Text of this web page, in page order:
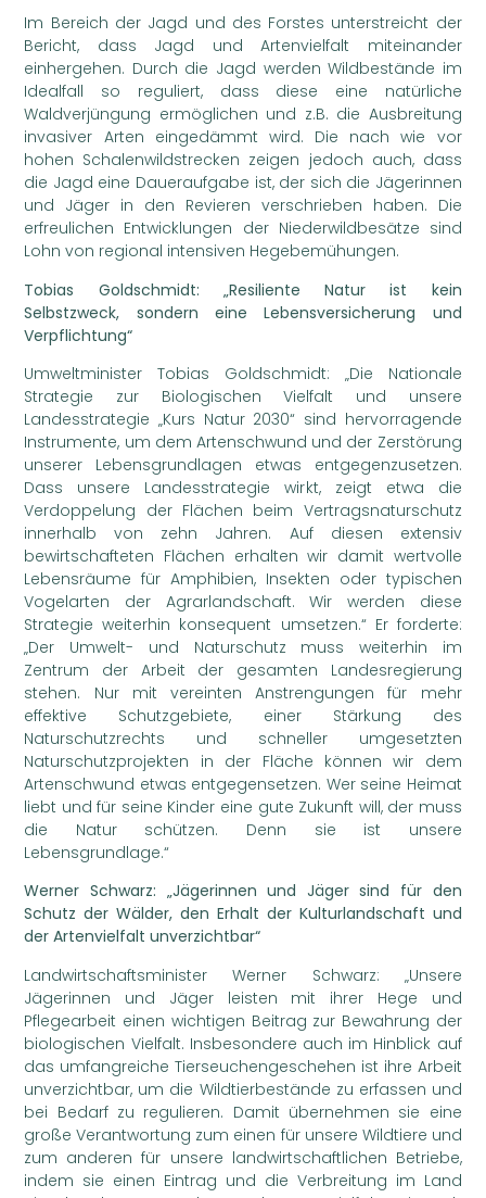
Im Bereich der Jagd und des Forstes unterstreicht der
Bericht, dass Jagd und Artenvielfalt miteinander
einhergehen. Durch die Jagd werden Wildbestände im
Idealfall so reguliert, dass diese eine natürliche
Waldverjüngung ermöglichen und z.B. die Ausbreitung
invasiver Arten eingedämmt wird. Die nach wie vor
hohen Schalenwildstrecken zeigen jedoch auch, dass
die Jagd eine Daueraufgabe ist, der sich die Jägerinnen
und Jäger in den Revieren verschrieben haben. Die
erfreulichen Entwicklungen der Niederwildbesätze sind
Lohn von regional intensiven Hegebemühungen.
Tobias Goldschmidt: „Resiliente Natur ist kein
Selbstzweck, sondern eine Lebensversicherung und
Verpflichtung“
Umweltminister Tobias Goldschmidt: „Die Nationale
Strategie zur Biologischen Vielfalt und unsere
Landesstrategie „Kurs Natur 2030“ sind hervorragende
Instrumente, um dem Artenschwund und der Zerstörung
unserer Lebensgrundlagen etwas entgegenzusetzen.
Dass unsere Landesstrategie wirkt, zeigt etwa die
Verdoppelung der Flächen beim Vertragsnaturschutz
innerhalb von zehn Jahren. Auf diesen extensiv
bewirtschafteten Flächen erhalten wir damit wertvolle
Lebensräume für Amphibien, Insekten oder typischen
Vogelarten der Agrarlandschaft. Wir werden diese
Strategie weiterhin konsequent umsetzen.“ Er forderte:
„Der Umwelt- und Naturschutz muss weiterhin im
Zentrum der Arbeit der gesamten Landesregierung
stehen. Nur mit vereinten Anstrengungen für mehr
effektive Schutzgebiete, einer Stärkung des
Naturschutzrechts und schneller umgesetzten
Naturschutzprojekten in der Fläche können wir dem
Artenschwund etwas entgegensetzen. Wer seine Heimat
liebt und für seine Kinder eine gute Zukunft will, der muss
die Natur schützen. Denn sie ist unsere
Lebensgrundlage.“
Werner Schwarz: „Jägerinnen und Jäger sind für den
Schutz der Wälder, den Erhalt der Kulturlandschaft und
der Artenvielfalt unverzichtbar“
Landwirtschaftsminister Werner Schwarz: „Unsere
Jägerinnen und Jäger leisten mit ihrer Hege und
Pflegearbeit einen wichtigen Beitrag zur Bewahrung der
biologischen Vielfalt. Insbesondere auch im Hinblick auf
das umfangreiche Tierseuchengeschehen ist ihre Arbeit
unverzichtbar, um die Wildtierbestände zu erfassen und
bei Bedarf zu regulieren. Damit übernehmen sie eine
große Verantwortung zum einen für unsere Wildtiere und
zum anderen für unsere landwirtschaftlichen Betriebe,
indem sie einen Eintrag und die Verbreitung im Land